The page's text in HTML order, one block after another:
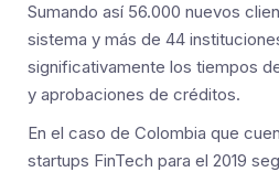
Sumando así 56.000 nuevos
sistema y más de 44
significativamente los tiempos
y aprobaciones de créditos.
En el caso de Colombia que
startups FinTech para el 2019